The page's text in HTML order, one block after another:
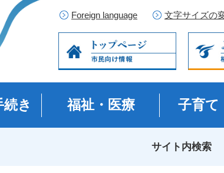
Foreign language 文字サイズの
き 福祉・医療 子育て
サイト内検索